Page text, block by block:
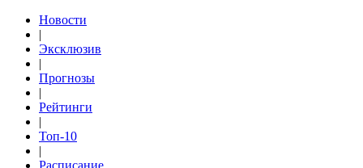
Новости
|
Эксклюзив
|
Прогнозы
|
Рейтинги
|
Топ-10
|
Расписание